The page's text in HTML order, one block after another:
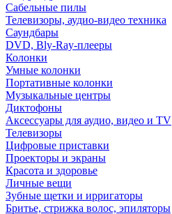
Сабельные пилы
Телевизоры, аудио-видео техника
Саундбары
DVD, Bly-Ray-плееры
Колонки
Умные колонки
Портативные колонки
Музыкальные центры
Диктофоны
Аксессуары для аудио, видео и TV
Телевизоры
Цифровые приставки
Проекторы и экраны
Красота и здоровье
Личные вещи
Зубные щетки и ирригаторы
Бритье, стрижка волос, эпиляторы